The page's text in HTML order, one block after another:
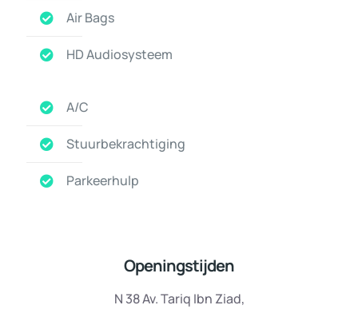
Air Bags
HD Audiosysteem
A/C
Stuurbekrachtiging
Parkeerhulp
Openingstijden
N 38 Av. Tariq Ibn Ziad,